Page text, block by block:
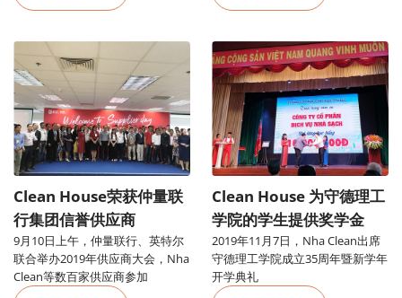
9月10日上午，仲量联行、英特尔
联合举办2019年供应商大会，Nha
Clean等数百家供应商参加
Clean House荣获仲量联
行集团信誉供应商
2019年11月7日，Nha Clean出席
守德理工学院成立35周年暨新学年
开学典礼
Clean House 为守德理工
学院的学生提供奖学金